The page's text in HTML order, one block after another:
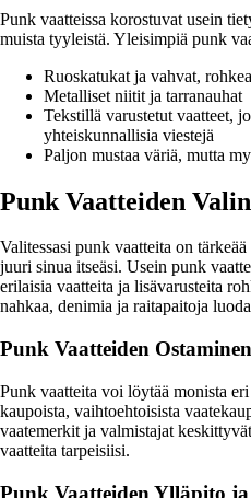
Punk vaatteissa korostuvat usein
muista tyyleistä. Yleisimpiä punk
Ruoskatukat ja vahvat,
Metalliset niitit ja tarranauhat
Tekstillä varustetut vaatteet,
yhteiskunnallisia viestejä
Paljon mustaa väriä, mutta
Punk Vaatteiden
Valitessasi punk vaatteita on
juuri sinua itseäsi. Usein punk
erilaisia vaatteita ja lisävarusteita
nahkaa, denimia ja raitapaitoja
Punk Vaatteiden
Punk vaatteita voi löytää monista
kaupoista, vaihtoehtoisista
vaatemerkit ja valmistajat
vaatteita tarpeisiisi.
Punk Vaatteiden Ylläpito ja